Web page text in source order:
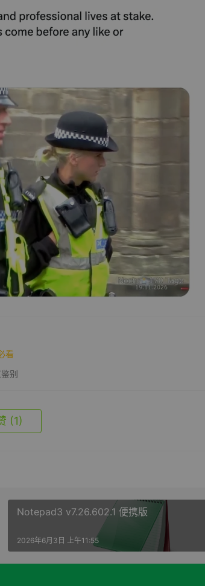
看
别
(1)
Notepad3 v7.26.602.1 便携版
2026年6月3日 上午11:55